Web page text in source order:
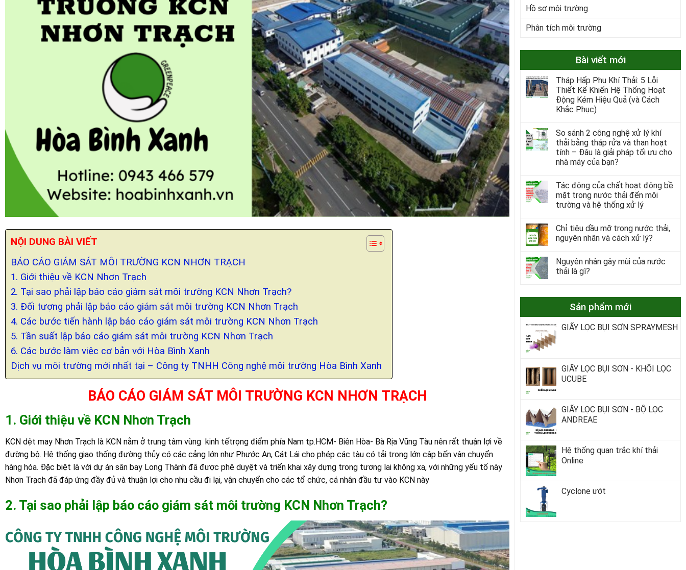
NỘI DUNG BÀI VIẾT
BÁO CÁO GIÁM SÁT MÔI TRƯỜNG KCN NHƠN TRẠCH
1. Giới thiệu về KCN Nhơn Trạch
2. Tại sao phải lập báo cáo giám sát môi trường KCN Nhơn Trạch?
3. Đối tượng phải lập báo cáo giám sát môi trường KCN Nhơn Trạch
4. Các bước tiến hành lập báo cáo giám sát môi trường KCN Nhơn Trạch
5. Tần suất lập báo cáo giám sát môi trường KCN Nhơn Trạch
6. Các bước làm việc cơ bản với Hòa Bình Xanh
Dịch vụ môi trường mới nhất tại – Công ty TNHH Công nghệ môi trường Hòa Bình Xanh
BÁO CÁO GIÁM SÁT MÔI TRƯỜNG KCN NHƠN TRẠCH
1. Giới thiệu về KCN Nhơn Trạch
KCN dệt may Nhơn Trạch là KCN nằm ở trung tâm vùng kinh tếtrọng điểm phía Nam tp.HCM- Biên Hòa- Bà Rịa Vũng Tàu nên rất thuận lợi về
đường bộ. Hệ thống giao thống đường thủy có các cảng lớn như Phước An, Cát Lái cho phép các tàu có tải trọng lớn cập bến vận chuyển
hàng hóa. Đặc biệt là với dự án sân bay Long Thành đã được phê duyệt và triển khai xây dựng trong tương lai không xa, với những yếu tố này
Nhơn Trạch đã đáp ứng đầy đủ và thuận lợi cho nhu cầu đi lại, vận chuyển cho các tổ chức, cá nhân đầu tư vào KCN này
2. Tại sao phải lập báo cáo giám sát môi trường KCN Nhơn Trạch?
Hồ sơ môi trường
Phân tích môi trường
Bài viết mới
Tháp Hấp Phụ Khí Thải: 5 Lỗi
Thiết Kế Khiến Hệ Thống Hoạt
Động Kém Hiệu Quả (và Cách
Khắc Phục)
So sánh 2 công nghệ xử lý khí
thải bằng tháp rửa và than hoạt
tính – Đâu là giải pháp tối ưu cho
nhà máy của bạn?
Tác động của chất hoạt động bề
mặt trong nước thải đến môi
trường và hệ thống xử lý
Chỉ tiêu dầu mỡ trong nước thải,
nguyên nhân và cách xử lý?
Nguyên nhân gây mùi của nước
thải là gì?
Sản phẩm mới
GIẤY LỌC BỤI SƠN SPRAYMESH
GIẤY LỌC BỤI SƠN - KHỐI LỌC
UCUBE
GIẤY LỌC BỤI SƠN - BỘ LỌC
ANDREAE
Hệ thống quan trắc khí thải
Online
Cyclone ướt